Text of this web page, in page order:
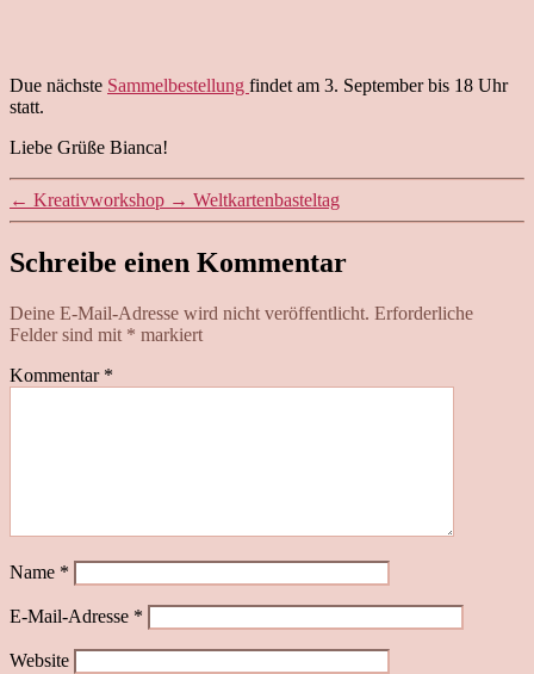
Due nächste Sammelbestellung findet am 3. September bis 18 Uhr
statt.
Liebe Grüße Bianca!
← Kreativworkshop → Weltkartenbasteltag
Schreibe einen Kommentar
Deine E-Mail-Adresse wird nicht veröffentlicht. Erforderliche
Felder sind mit * markiert
Kommentar *
Name *
E-Mail-Adresse *
Website